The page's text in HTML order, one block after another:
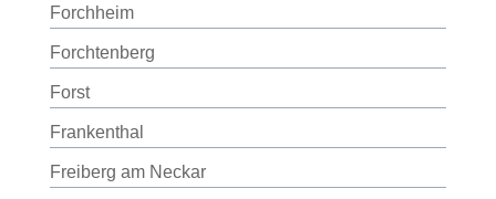
Forchheim
Forchtenberg
Forst
Frankenthal
Freiberg am Neckar